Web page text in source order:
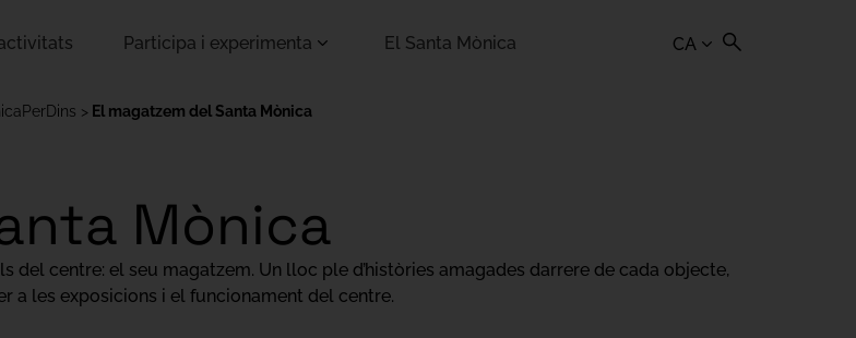
CA
Participa i experimenta El Santa Mònica
El magatzem del Santa Mònica
Mònica
del centre: el seu magatzem. Un lloc ple d’històries amagades darrere de cada objecte,
a les exposicions i el funcionament del centre.